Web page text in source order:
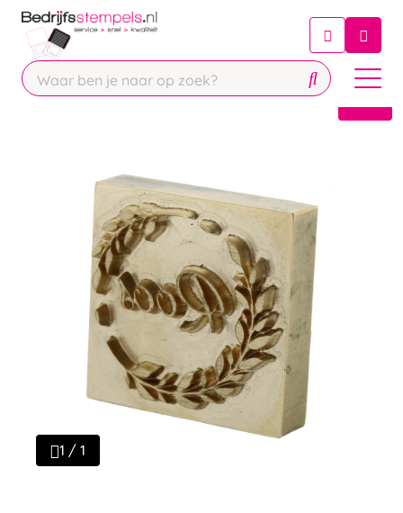
Chatbot
Chat 24/7 met onze chatbot voor
Contact
1 / 1